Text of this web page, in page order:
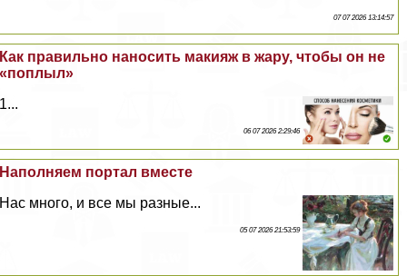
07 07 2026 13:14:57
Как правильно наносить макияж в жару, чтобы он не
«поплыл»
1...
06 07 2026 2:29:46
Наполняем портал вместе
Нас много, и все мы разные...
05 07 2026 21:53:59